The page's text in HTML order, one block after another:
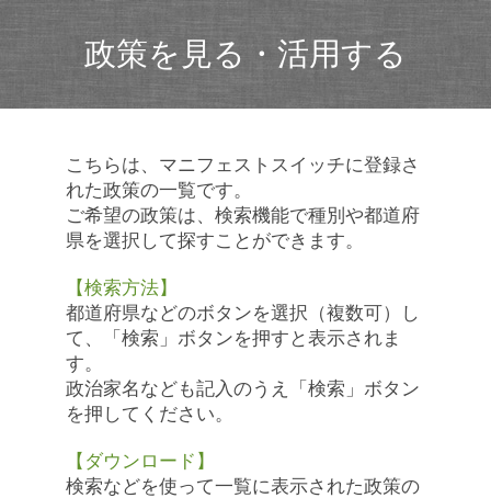
政策を見る・活用する
こちらは、マニフェストスイッチに登録さ
れた政策の一覧です。
ご希望の政策は、検索機能で種別や都道府
県を選択して探すことができます。
【検索方法】
都道府県などのボタンを選択（複数可）し
て、「検索」ボタンを押すと表示されま
す。
政治家名なども記入のうえ「検索」ボタン
を押してください。
【ダウンロード】
検索などを使って一覧に表示された政策の